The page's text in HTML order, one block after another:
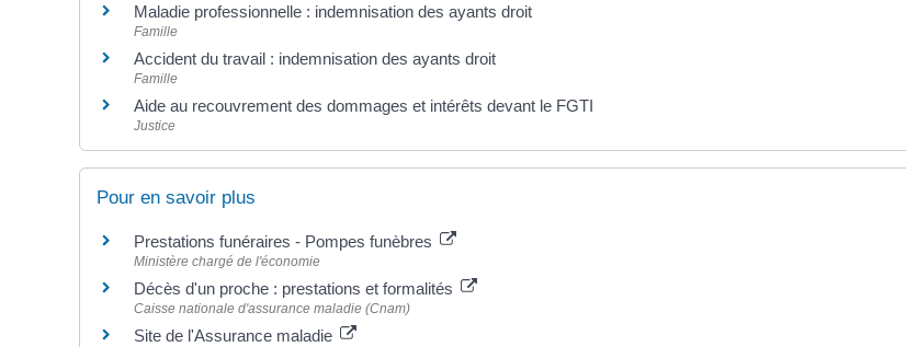
Maladie professionnelle : indemnisation des ayants droit
Famille
Accident du travail : indemnisation des ayants droit
Famille
Aide au recouvrement des dommages et intérêts devant le FGTI
Justice
Pour en savoir plus
Prestations funéraires - Pompes funèbres
Ministère chargé de l'économie
Décès d'un proche : prestations et formalités
Caisse nationale d'assurance maladie (Cnam)
Site de l'Assurance maladie